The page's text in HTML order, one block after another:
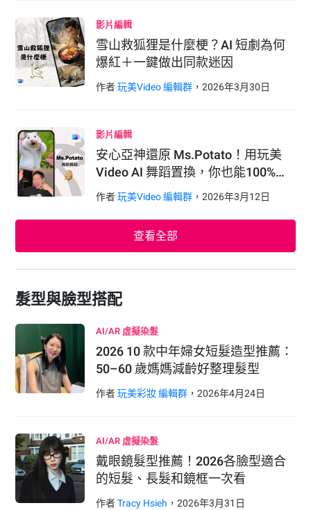
影片編輯
雪山救狐狸是什麼梗？AI 短劇為何
爆紅＋一鍵做出同款迷因
作者玩美Video 編輯群 ，2026年3月30 日
影片編輯
安心亞神還原 Ms.Potato！用玩美
Video AI 舞蹈置換，你也能100%…
作者玩美Video 編輯群 ，2026年3月 12日
查看全部
髮型與臉型搭配
AI/AR 虛擬染髮
2026 10 款中年婦女短髮造型推薦：
50–60 歲媽媽減齡好整理髮型
作者玩美彩妝 編輯群 ，2026年4月24日
AI/AR 虛擬染髮
戴眼鏡髮型推薦！2026各臉型適合
的短髮、長髮和鏡框一次看
作者Tracy Hsieh ，2026年3月31 日